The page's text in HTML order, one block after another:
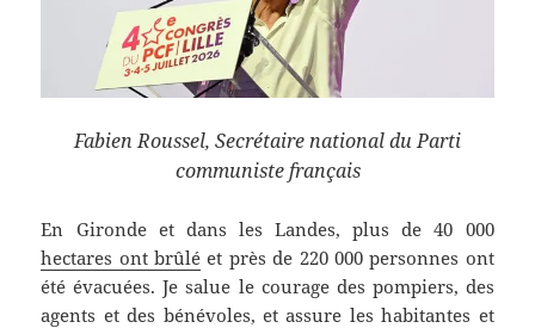
Fabien Roussel, Secrétaire national du Parti
communiste français
En Gironde et dans les Landes, plus de 40 000
hectares ont brûlé et près de 220 000 personnes ont
été évacuées. Je salue le courage des pompiers, des
agents et des bénévoles, et assure les habitantes et